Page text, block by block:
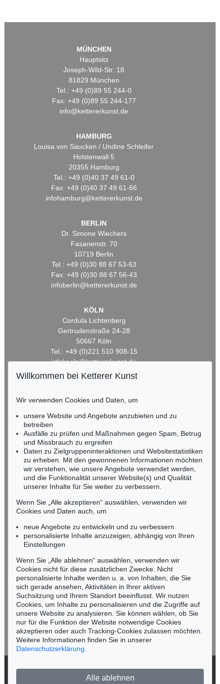
MÜNCHEN
Hauptsitz
Joseph-Wild-Str. 18
81829 München
Tel.: +49 (0)89 55 244-0
Fax: +49 (0)89 55 244-177
info@kettererkunst.de
HAMBURG
Louisa von Saucken / Undine Schleifer
Holstenwall 5
20355 Hamburg
Tel.: +49 (0)40 37 49 61-0
Fax: +49 (0)40 37 49 61-66
infohamburg@kettererkunst.de
BERLIN
Dr. Simone Wiechers
Fasanenstr. 70
10719 Berlin
Tel.: +49 (0)30 88 67 53-63
Fax: +49 (0)30 88 67 56-43
infoberlin@kettererkunst.de
KÖLN
Cordula Lichtenberg
Gertrudenstraße 24-28
50667 Köln
Tel.: +49 (0)221 510 908-15
infokoeln@kettererkunst.de
HESSEN
Miriam Heß
Tel.: +49 (0)62 21 58 80-038
Fax: +49 (0)62 21 58 80-595
infoheidelberg@kettererkunst.de
NORDDEUTSCHLAND
Nico Kassel, M.A.
Mobil: +49 (0)171 8618661
n.kassel@kettererkunst.de
Keine Auktion mehr verpassen!
Wir informieren Sie rechtzeitig.
Jetzt zum Newsletter anmelden >
Willkommen bei Ketterer Kunst
Wir verwenden Cookies und Daten, um
unsere Website und Angebote anzubieten und zu
betreiben
Ausfälle zu prüfen und Maßnahmen gegen Spam, Betrug
und Missbrauch zu ergreifen
Daten zu Zielgruppeninteraktionen und Websitestatistiken
zu erheben. Mit den gewonnenen Informationen möchten
wir verstehen, wie unsere Angebote verwendet werden,
und die Funktionalität unserer Website(s) und Qualität
unserer Inhalte für Sie weiter zu verbessern.
Wenn Sie „Alle akzeptieren“ auswählen, verwenden wir
Cookies und Daten auch, um
neue Angebote zu entwickeln und zu verbessern
personalisierte Inhalte anzuzeigen, abhängig von Ihren
Einstellungen
Wenn Sie „Alle ablehnen“ auswählen, verwenden wir
Cookies nicht für diese zusätzlichen Zwecke. Nicht
personalisierte Inhalte werden u. a. von Inhalten, die Sie
sich gerade ansehen, Aktivitäten in Ihrer aktiven
Suchsitzung und Ihrem Standort beeinflusst. Wir nutzen
Cookies, um Inhalte zu personalisieren und die Zugriffe auf
unsere Website zu analysieren. Sie können wählen, ob Sie
nur für die Funktion der Website notwendige Cookies
akzeptieren oder auch Tracking-Cookies zulassen möchten.
Weitere Informationen finden Sie in unserer
Datenschutzerklärung
Alle ablehnen